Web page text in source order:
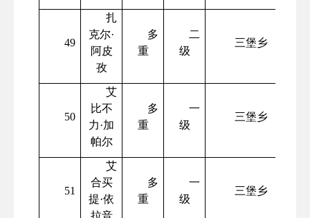
49
扎
克尔·
阿皮
孜
多
重
二
级
三堡乡
50
艾
比不
力·加
帕尔
多
重
一
级
三堡乡
51
艾
合买
提·依
拉音
多
重
一
级
三堡乡